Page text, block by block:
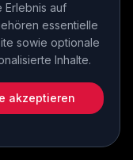
Erlebnis auf
essentielle
sowie optionale
Inhalte.
akzeptieren